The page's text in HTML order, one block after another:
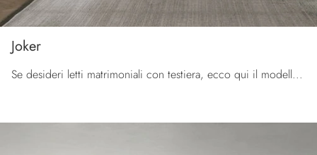
Joker
Se desideri letti matrimoniali con testiera, ecco qui il modello Joker in melaminico per impreziosire la camera da letto.